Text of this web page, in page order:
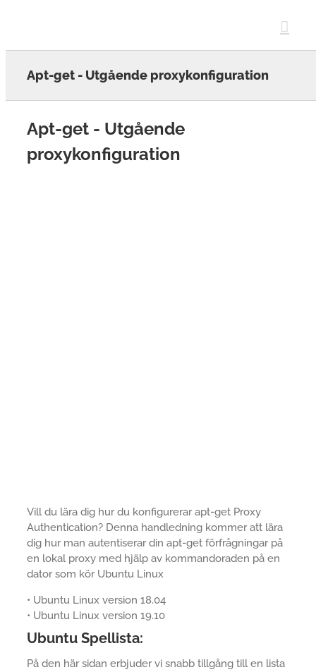
Apt-get - Utgående proxykonfiguration
Apt-get - Utgående
proxykonfiguration
Vill du lära dig hur du konfigurerar apt-get Proxy
Authentication? Denna handledning kommer att lära
dig hur man autentiserar din apt-get förfrågningar på
en lokal proxy med hjälp av kommandoraden på en
dator som kör Ubuntu Linux
• Ubuntu Linux version 18.04
• Ubuntu Linux version 19.10
Ubuntu Spellista:
På den här sidan erbjuder vi snabb tillgång till en lista